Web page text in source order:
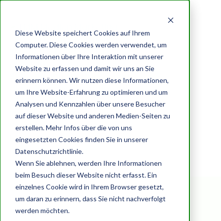
Diese Website speichert Cookies auf Ihrem
Computer. Diese Cookies werden verwendet, um
Informationen über Ihre Interaktion mit unserer
Website zu erfassen und damit wir uns an Sie
erinnern können. Wir nutzen diese Informationen,
um Ihre Website-Erfahrung zu optimieren und um
Analysen und Kennzahlen über unsere Besucher
auf dieser Website und anderen Medien-Seiten zu
erstellen. Mehr Infos über die von uns
eingesetzten Cookies finden Sie in unserer
Datenschutzrichtlinie.
Wenn Sie ablehnen, werden Ihre Informationen
beim Besuch dieser Website nicht erfasst. Ein
einzelnes Cookie wird in Ihrem Browser gesetzt,
um daran zu erinnern, dass Sie nicht nachverfolgt
werden möchten.
Unternehmensberatung Elke
Wirtz
TMM digitale Transformation
Posts about Social Medien
Marketing
Browse by